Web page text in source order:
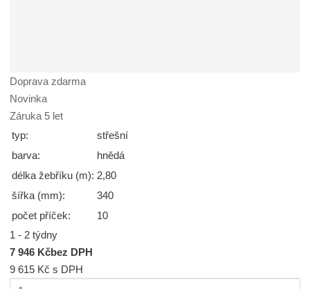
Doprava zdarma
Novinka
Záruka 5 let
typ:
střešní
barva:
hnědá
délka žebříku (m): 2,80
šířka (mm):
340
počet příček:
10
1 - 2 týdny
7 946 Kčbez DPH
9 615 Kčs DPH